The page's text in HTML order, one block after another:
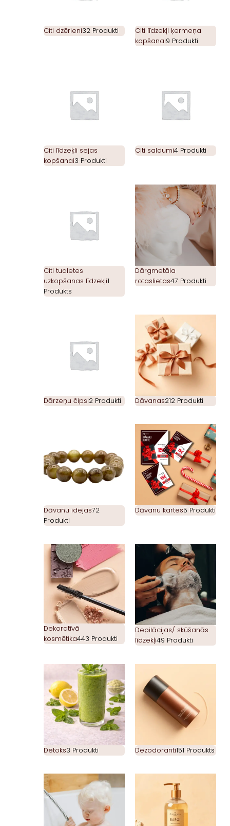
Citi dzērieni32 Produkti
Citi līdzekļi ķermeņa
kopšanai9 Produkti
Citi līdzeķli sejas
kopšanai3 Produkti
Citi saldumi4 Produkti
Citi tualetes
uzkopšanas līdzekļi1
Produkts
Dārgmetāla
rotaslietas47 Produkti
Dārzeņu čipsi2 Produkti Dāvanas212 Produkti
Dāvanu idejas72
Produkti
Dāvanu kartes5 Produkti
Dekoratīvā
kosmētika443 Produkti
Depilācijas/ skūšanās
līdzekļi49 Produkti
Detoks3 Produkti Dezodoranti151 Produkts